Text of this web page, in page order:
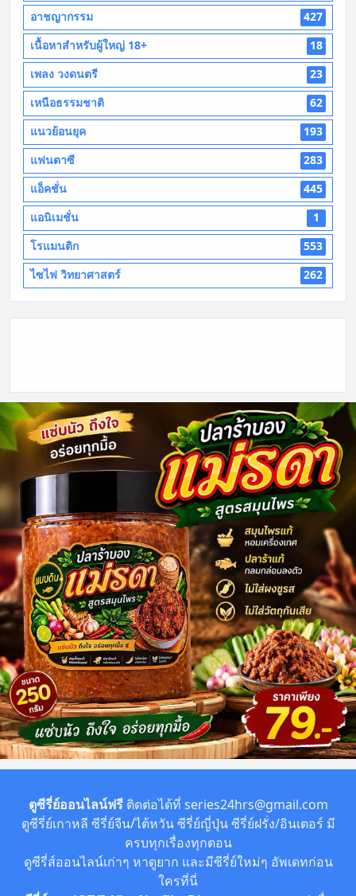
อาชญากรรม
427
เนื้อหาสำหรับผู้ใหญ่ 18+
18
เพลง วงดนตรี
23
เหนือธรรมชาติ
62
แนวย้อนยุค
193
แฟนตาซี
283
แอ็คชั่น
445
แอนิเมชั่น
1
โรแมนติก
553
ไซไฟ วิทยาศาสตร์
262
ตูซีรี่ย์ออนไลน์ฟรีติดต่อได้ที่ series24hrs@gmail.com
ดูซีรี่ย์เกาหลี ซีรี่ย์จีน/ไต้หวัน ซีรี่ย์ญี่ปุ่น ซีรี่ย์ฝรั่ง/อินเตอร์ มี
ครบทุกเรื่องทุกตอน
ดูซีรี่ส์ออนไลน์เก่าๆ หาดูยาก และมีซีรี่ย์ใหม่ๆ อัพเดทก่อน
ใครที่นี่